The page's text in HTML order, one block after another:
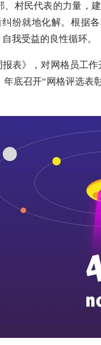
民代表的力量，建
纷就地化解。根据
我受益的良性循环。
》，对网格员工作
底召开“网格评选表